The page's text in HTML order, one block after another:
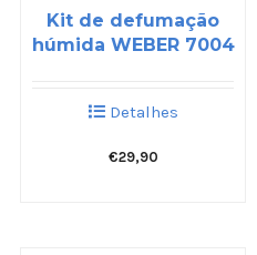
Kit de defumação
húmida WEBER 7004
Detalhes
€29,90